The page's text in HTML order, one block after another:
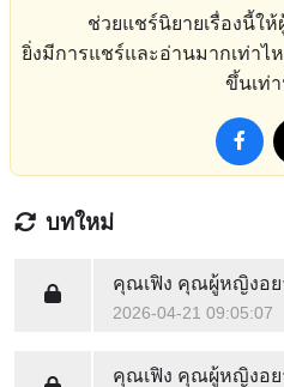
ช่วยแชร์นิยายเรื่องนี้ใ
ยิ่งมีการแชร์และอ่านมากเท่าไ
ขึ้นเท่
บทใหม่
2026-04-21 09:05:07